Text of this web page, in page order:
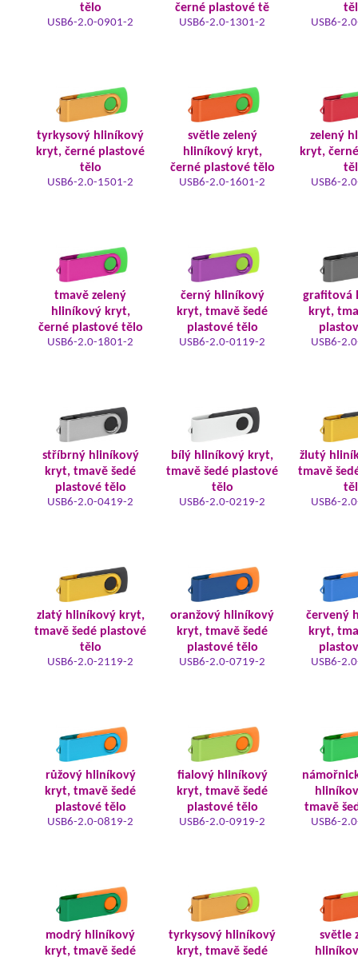
tělo
USB6-2.0-0901-2
černé plastové tě
USB6-2.0-1301-2 USB6-
tyrkysový hliníkový
kryt, černé plastové
tělo
USB6-2.0-1501-2
světle zelený
hliníkový kryt,
černé plastové tělo
USB6-2.0-1601-2
zelený
kryt,
USB6-
tmavě zelený
hliníkový kryt,
černé plastové tělo
USB6-2.0-1801-2
černý hliníkový
kryt, tmavě šedé
plastové tělo
USB6-2.0-0119-2
grafitová
kryt,
USB6-
stříbrný hliníkový
kryt, tmavě šedé
plastové tělo
USB6-2.0-0419-2
bílý hliníkový kryt,
tmavě šedé plastové
tělo
USB6-2.0-0219-2
žlutý
tmavě
USB6-
zlatý hliníkový kryt,
tmavě šedé plastové
tělo
USB6-2.0-2119-2
oranžový hliníkový
kryt, tmavě šedé
plastové tělo
USB6-2.0-0719-2
červený
kryt,
USB6-
růžový hliníkový
kryt, tmavě šedé
plastové tělo
USB6-2.0-0819-2
fialový hliníkový
kryt, tmavě šedé
plastové tělo
USB6-2.0-0919-2
tmavě
USB6-
modrý hliníkový
kryt, tmavě šedé
tyrkysový hliníkový
kryt, tmavě šedé
světle